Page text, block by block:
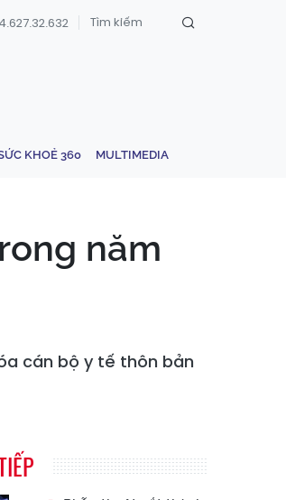
KHOẺ 360 MULTIMEDIA
năm
cán bộ y tế thôn bản